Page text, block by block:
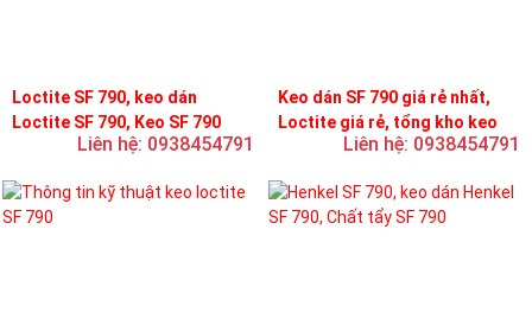
Loctite SF 790, keo dán
Loctite SF 790, Keo SF 790
Liên hệ: 0938454791
Keo dán SF 790 giá rẻ nhất,
Loctite giá rẻ, tổng kho keo
Liên hệ: 0938454791